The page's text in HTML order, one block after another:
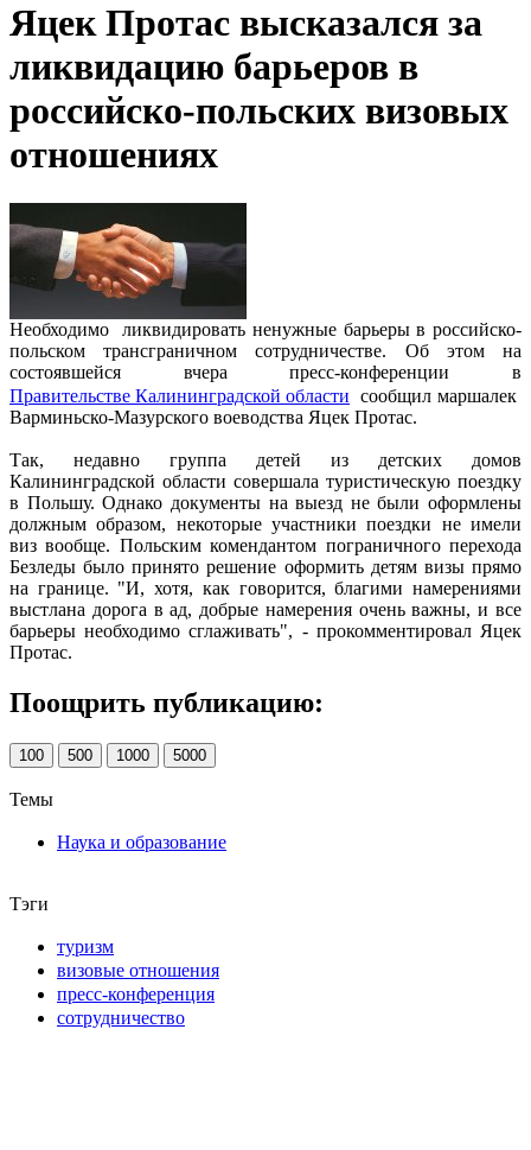
Яцек Протас высказался за
ликвидацию барьеров в
российско-польских визовых
отношениях
Необходимо ликвидировать ненужные барьеры в российско-
польском трансграничном сотрудничестве. Об этом на
состоявшейся вчера пресс-конференции в
Правительстве Калининградской области сообщил маршалек
Варминьско-Мазурского воеводства Яцек Протас.
Так, недавно группа детей из детских домов
Калининградской области совершала туристическую поездку
в Польшу. Однако документы на выезд не были оформлены
должным образом, некоторые участники поездки не имели
виз вообще. Польским комендантом пограничного перехода
Безледы было принято решение оформить детям визы прямо
на границе. "И, хотя, как говорится, благими намерениями
выстлана дорога в ад, добрые намерения очень важны, и все
барьеры необходимо сглаживать", - прокомментировал Яцек
Протас.
Поощрить публикацию:
100 500 1000 5000
Темы
Наука и образование
Тэги
туризм
визовые отношения
пресс-конференция
сотрудничество